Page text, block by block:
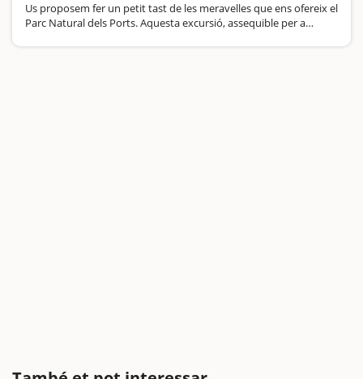
Us proposem fer un petit tast de les meravelles que ens ofereix el
Parc Natural dels Ports. Aquesta excursió, assequible per a